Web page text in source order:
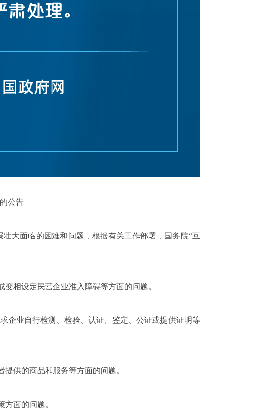
公告
大面临的困难和问题，根据有关工作部署，国务院“互
相设定民营企业准入障碍等方面的问题。
企业自行检测、检验、认证、鉴定、公证或提供证明等
供的商品和服务等方面的问题。
面的问题。